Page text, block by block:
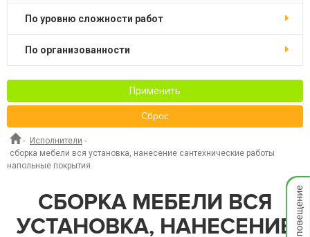
по уровню сложности работ
по организованности
Применить
Сброс
- Исполнители -
сборка мебели вся установка, нанесение сантехнические работы
напольные покрытия
СБОРКА МЕБЕЛИ ВСЯ
УСТАНОВКА, НАНЕСЕНИЕ